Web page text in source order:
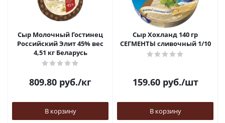
Сыр Молочный Гостинец
Российский Элит 45% вес
4,51 кг Беларусь
809.80 руб./кг
В корзину
Сыр Хохланд 140 гр
СЕГМЕНТЫ сливочный 1/10
159.60руб./шт
В корзину